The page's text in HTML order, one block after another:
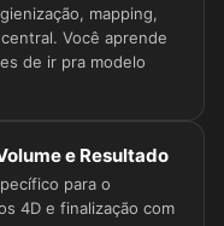
mapping,
Você aprende
de ir pra modelo
e Resultado
para o
4D e finalização com